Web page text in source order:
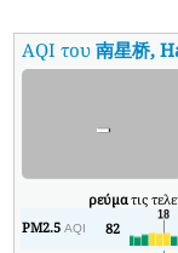
AQI του南星桥,
-
ρεύματις
PM2.5AQI 82